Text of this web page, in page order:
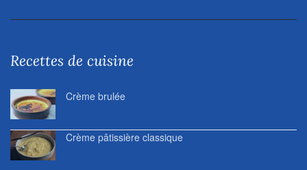
Recettes de cuisine
Crème brulée
Crème pâtissière classique